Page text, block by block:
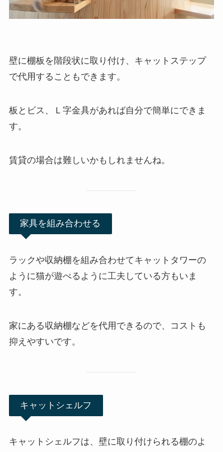
壁に棚板を階段状に取り付け、キャットステップ
で代用することもできます。
板とビス、Ｌ字金具があれば自分で簡単にできま
す。
賃貸の場合は難しいかもしれませんね。
家具を組み合わせる
ラックや収納棚を組み合わせてキャットタワーの
ように猫が遊べるように工夫している方もいま
す。
家にある収納棚などを代用できるので、コストも
抑えやすいです。
キャットシェルフ
キャットシェルフは、壁に取り付けられる棚のよ